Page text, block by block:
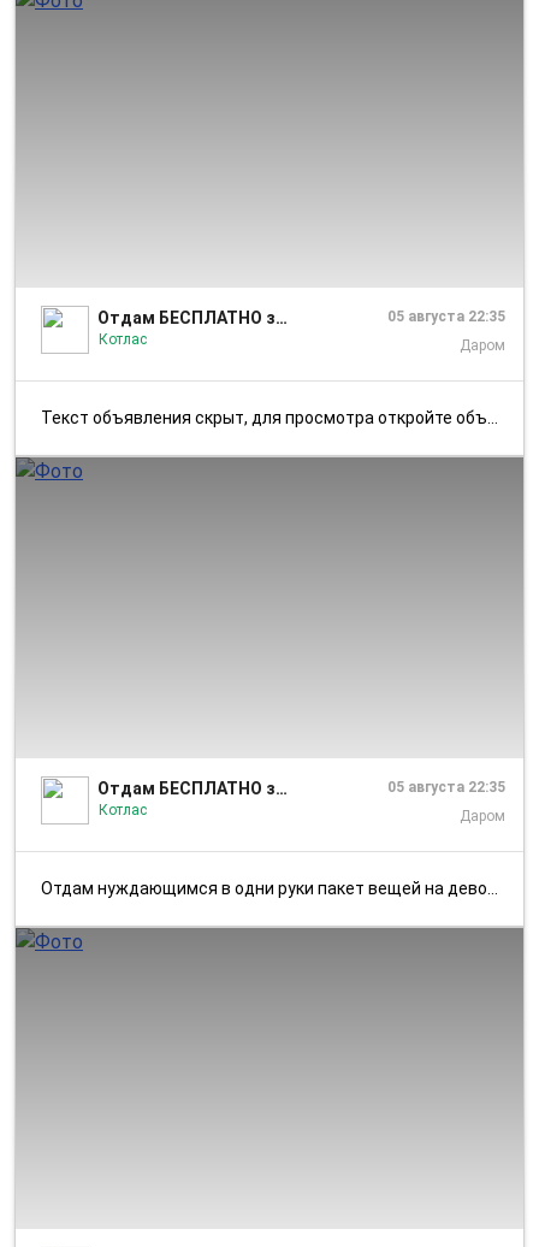
Отдам БЕСПЛАТНО за вкусняшку Котлас Коряжма
Котлас
05 августа 22:35
Даром
Текст объявления скрыт, для просмотра откройте объявление в приложении...
Отдам БЕСПЛАТНО за вкусняшку Котлас Коряжма
Котлас
05 августа 22:35
Даром
Отдам нуждающимся в одни руки пакет вещей на девочку, рост 140- 146( ...